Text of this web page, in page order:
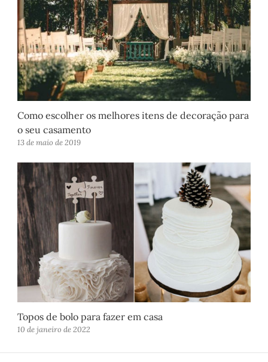
Como escolher os melhores itens de decoração para
o seu casamento
13 de maio de 2019
Topos de bolo para fazer em casa
10 de janeiro de 2022